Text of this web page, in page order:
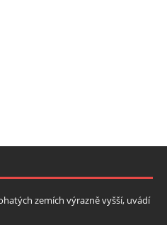
zemích výrazně vyšší, uvádí